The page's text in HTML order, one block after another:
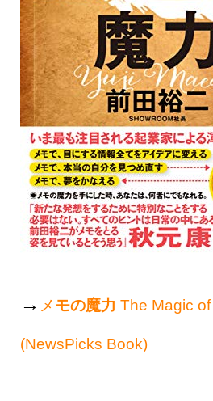
→ メモの魔力 The Magic
(NewsPicks Book)